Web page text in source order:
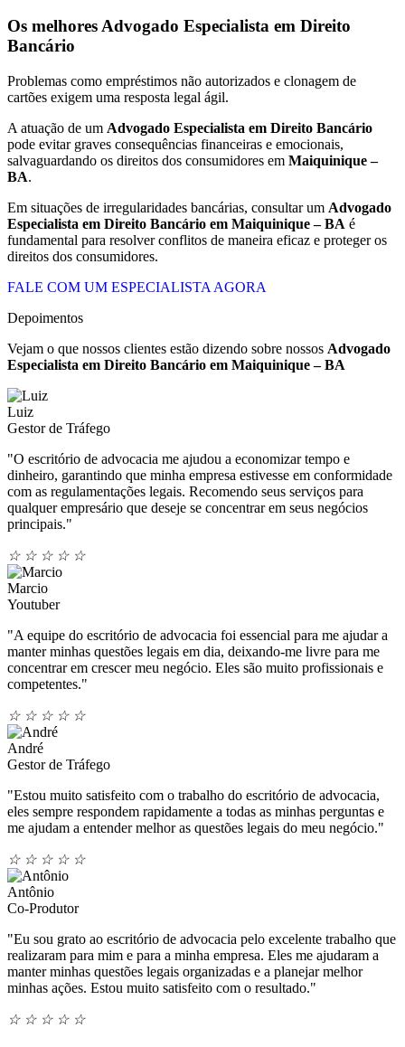
Os melhores Advogado Especialista em Direito
Bancário
Problemas como empréstimos não autorizados e clonagem de
cartões exigem uma resposta legal ágil.
A atuação de um Advogado Especialista em Direito Bancário
pode evitar graves consequências financeiras e emocionais,
salvaguardando os direitos dos consumidores em Maiquinique –
BA.
Em situações de irregularidades bancárias, consultar um Advogado
Especialista em Direito Bancário em Maiquinique – BA é
fundamental para resolver conflitos de maneira eficaz e proteger os
direitos dos consumidores.
FALE COM UM ESPECIALISTA AGORA
Depoimentos
Vejam o que nossos clientes estão dizendo sobre nossos Advogado
Especialista em Direito Bancário em Maiquinique – BA
Luiz
Gestor de Tráfego
"O escritório de advocacia me ajudou a economizar tempo e
dinheiro, garantindo que minha empresa estivesse em conformidade
com as regulamentações legais. Recomendo seus serviços para
qualquer empresário que deseje se concentrar em seus negócios
principais."
☆ ☆ ☆ ☆ ☆
Marcio
Youtuber
"A equipe do escritório de advocacia foi essencial para me ajudar a
manter minhas questões legais em dia, deixando-me livre para me
concentrar em crescer meu negócio. Eles são muito profissionais e
competentes."
☆ ☆ ☆ ☆ ☆
André
Gestor de Tráfego
"Estou muito satisfeito com o trabalho do escritório de advocacia,
eles sempre respondem rapidamente a todas as minhas perguntas e
me ajudam a entender melhor as questões legais do meu negócio."
☆ ☆ ☆ ☆ ☆
Antônio
Co-Produtor
"Eu sou grato ao escritório de advocacia pelo excelente trabalho que
realizaram para mim e para a minha empresa. Eles me ajudaram a
manter minhas questões legais organizadas e a planejar melhor
minhas ações. Estou muito satisfeito com o resultado."
☆ ☆ ☆ ☆ ☆